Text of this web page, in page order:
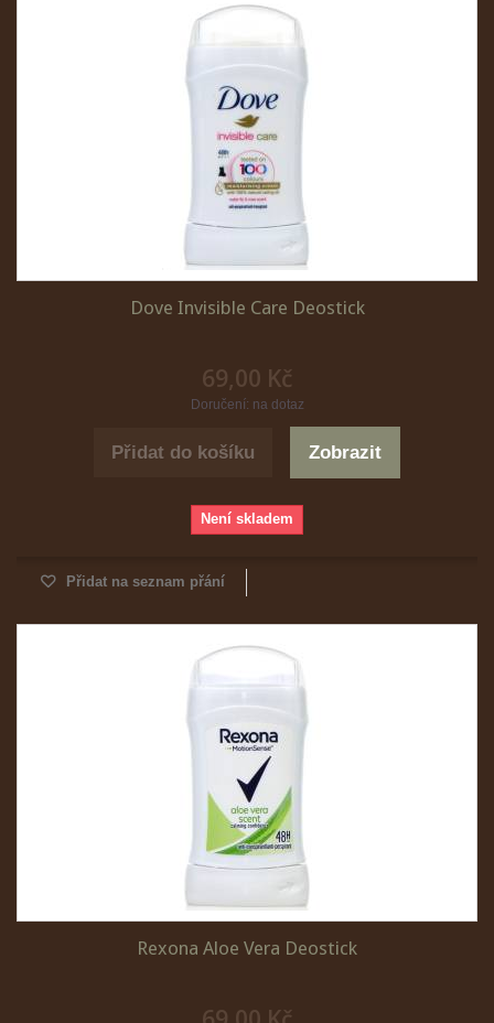
Dove Invisible Care Deostick
69,00 Kč
Doručení: na dotaz
Přidat do košíku Zobrazit
Není skladem
Přidat na seznam přání
Rexona Aloe Vera Deostick